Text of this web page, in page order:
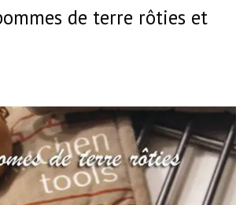
de terre rôties et